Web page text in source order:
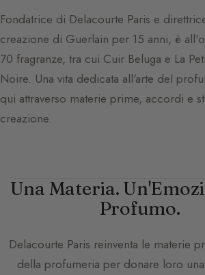
Fondatrice di Delacourte Paris e
creazione di Guerlain per 15 anni, è
70 fragranze, tra cui Cuir Beluga e La
Noire. Una vita dedicata all'arte del
qui attraverso materie prime, accordi e
creazione.
Una Materia.
Profumo.
Delacourte Paris reinventa le materie
della profumeria per donare loro